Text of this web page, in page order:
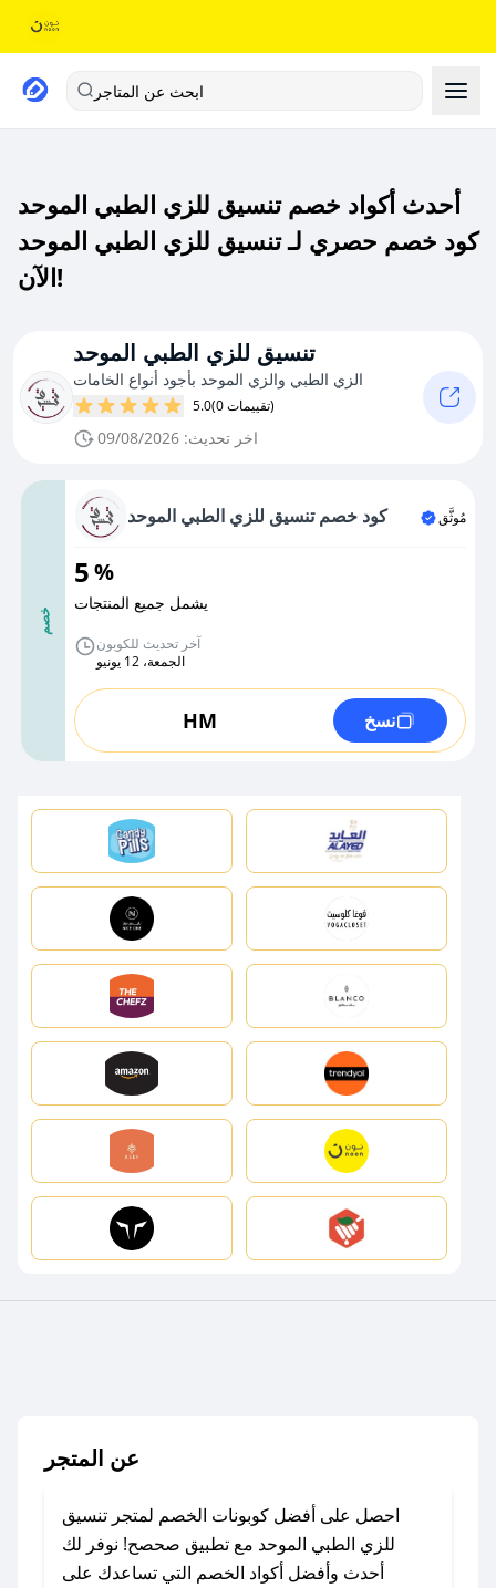
ابحث عن المتاجر
أحدث أكواد خصم تنسيق للزي الطبي الموحد
كود خصم حصري لـ تنسيق للزي الطبي الموحد
الآن!
تنسيق للزي الطبي الموحد
الزي الطبي والزي الموحد بأجود أنواع الخامات
5.0 (0 تقييمات)
اخر تحديث: 09/08/2026
خصم
كود خصم تنسيق للزي الطبي الموحد مُوثَّق
5%
يشمل جميع المنتجات
آخر تحديث للكوبون
الجمعة، 12 يونيو
HM نسخ
عن المتجر
احصل على أفضل كوبونات الخصم لمتجر تنسيق
للزي الطبي الموحد مع تطبيق صحصح! نوفر لك
أحدث وأفضل أكواد الخصم التي تساعدك على